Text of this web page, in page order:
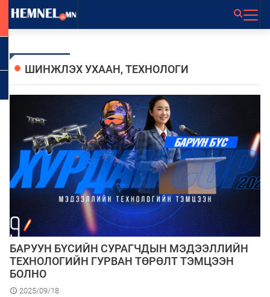
ШИНЖЛЭХ УХААН, ТEХНОЛОГИ
БАРУУН БҮСИЙН СУРАГЧДЫН МЭДЭЭЛЛИЙН
ТЕХНОЛОГИЙН ГУРВАН ТӨРӨЛТ ТЭМЦЭЭН
БОЛНО
2025/09/18